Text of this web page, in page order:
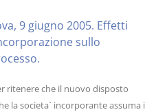
9 giugno 2005. Effetti
sullo
ritenere che il nuovo disposto
la societa` incorporante assuma i